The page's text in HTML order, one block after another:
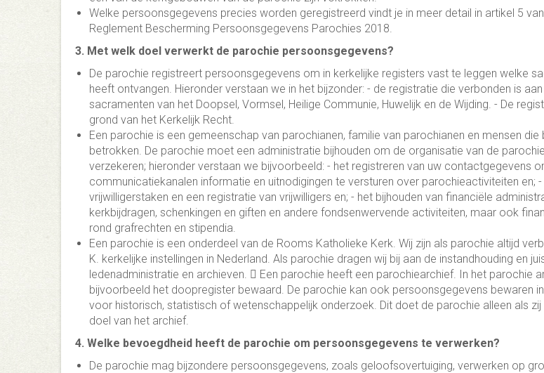
Welke persoonsgegevens precies worden geregistreerd vindt je in meer detail in artikel 5
Reglement Bescherming Persoonsgegevens Parochies 2018.
3. Met welk doel verwerkt de parochie persoonsgegevens?
De parochie registreert persoonsgegevens om in kerkelijke registers vast te leggen welke
heeft ontvangen. Hieronder verstaan we in het bijzonder: - de registratie die verbonden is
sacramenten van het Doopsel, Vormsel, Heilige Communie, Huwelijk en de Wijding. - De
grond van het Kerkelijk Recht.
Een parochie is een gemeenschap van parochianen, familie van parochianen en mensen die
betrokken. De parochie moet een administratie bijhouden om de organisatie van de
verzekeren; hieronder verstaan we bijvoorbeeld: - het registreren van uw contactgegevens
communicatiekanalen informatie en uitnodigingen te versturen over parochieactiviteiten en; -
vrijwilligerstaken en een registratie van vrijwilligers en; - het bijhouden van financiële
kerkbijdragen, schenkingen en giften en andere fondsenwervende activiteiten, maar ook
rond grafrechten en stipendia.
Een parochie is een onderdeel van de Rooms Katholieke Kerk. Wij zijn als parochie altijd
K. kerkelijke instellingen in Nederland. Als parochie dragen wij bij aan de instandhouding en
ledenadministratie en archieven.  Een parochie heeft een parochiearchief. In het parochie
bijvoorbeeld het doopregister bewaard. De parochie kan ook persoonsgegevens bewaren
voor historisch, statistisch of wetenschappelijk onderzoek. Dit doet de parochie alleen als
doel van het archief.
4. Welke bevoegdheid heeft de parochie om persoonsgegevens te verwerken?
De parochie mag bijzondere persoonsgegevens, zoals geloofsovertuiging, verwerken op